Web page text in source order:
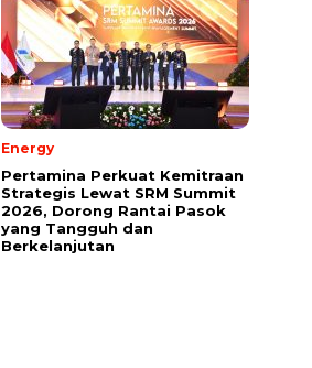
Energy
Pertamina Perkuat Kemitraan
Strategis Lewat SRM Summit
2026, Dorong Rantai Pasok
yang Tangguh dan
Berkelanjutan